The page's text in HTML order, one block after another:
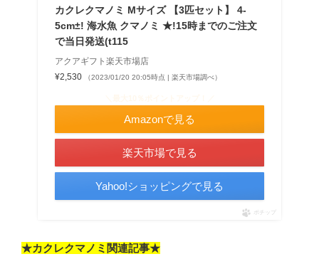
カクレクマノミ Mサイズ 【3匹セット】 4-
5cm±! 海水魚 クマノミ ★!15時までのご注文
で当日発送(t115
アクアギフト楽天市場店
¥2,530
（2023/01/20 20:05時点 | 楽天市場調べ）
Amazonで見る
楽天市場で見る
Yahoo!ショッピングで見る
ポチップ
★カクレクマノミ関連記事★